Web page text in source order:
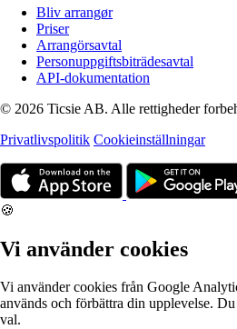
Bliv arrangør
Priser
Arrangörsavtal
Personuppgiftsbiträdesavtal
API-dokumentation
© 2026 Ticsie AB. Alle rettigheder
Privatlivspolitik Cookieinställningar
🍪
Vi använder cookies
Vi använder cookies från Google
används och förbättra din upplevelse.
val.